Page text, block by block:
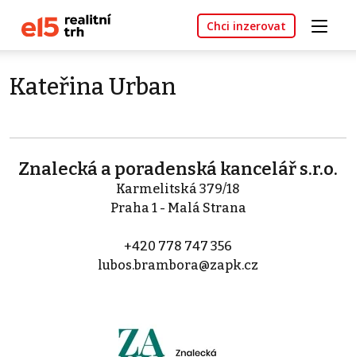
Chci inzerovat
Kateřina Urban
Znalecká a poradenská kancelář s.r.o.
Karmelitská 379/18
Praha 1 - Malá Strana
+420 778 747 356
lubos.brambora@zapk.cz